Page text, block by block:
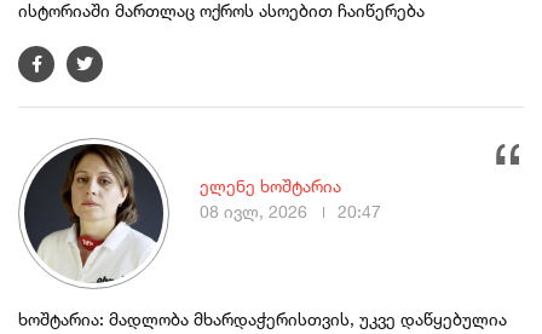
ისტორიაში მართლაც ოქროს ასოებით ჩაიწერება
ხოშტარია: მადლობა მხარდაჭერისთვის, უკვე დაწყებულია
ელენე ხოშტარია
08 ივლ, 2026
20:47